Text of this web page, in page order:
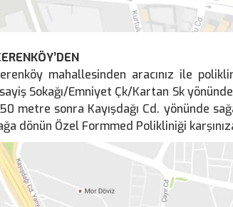
mahallesinden aracınız ile
Sokağı/Emniyet Çk/Kartan Sk
metre sonra Kayışdağı Cd. yönünde
dönün Özel Formmed Polikliniği